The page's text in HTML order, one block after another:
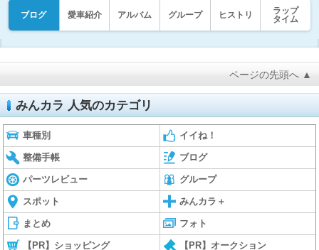
ブログ 愛車紹介 アルバム グループ ヒストリ
ラップ
タイム
ページの先頭へ ▲
みんカラ 人気のカテゴリ
車種別 イイね！
整備手帳 ブログ
パーツレビュー グループ
スポット みんカラ＋
まとめ フォト
【PR】ショッピング 【PR】オークション